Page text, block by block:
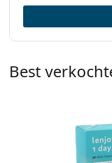
Best